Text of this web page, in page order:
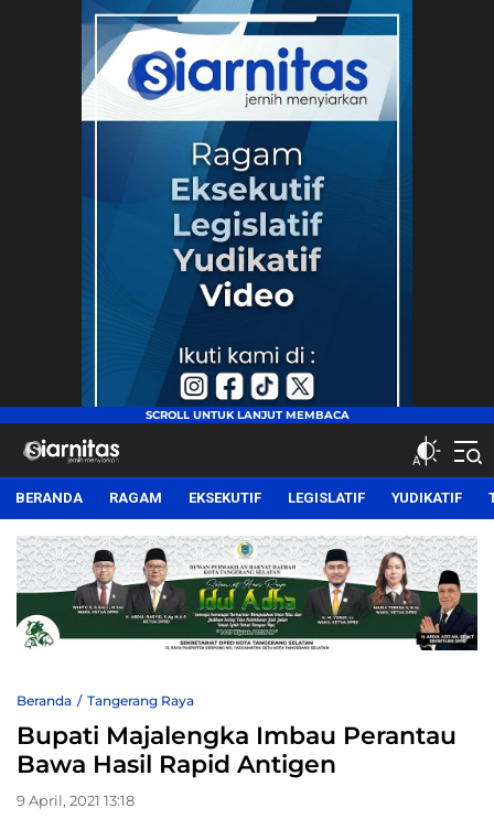
siarnitas
Jernih Menyiarkan
BERANDA RAGAM EKSEKUTIF LEGISLATIF YUDIKATIF
Beranda Tangerang Raya
Bupati Majalengka Imbau Perantau
Bawa Hasil Rapid Antigen
9 April, 2021 13:18